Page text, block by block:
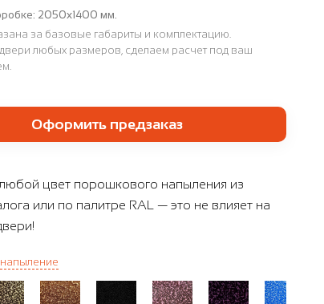
2050х1400 мм.
за базовые габариты и комплектацию.
любых размеров, сделаем расчет под ваш
Оформить предзаказ
цвет порошкового напыления из
или по палитре RAL — это не влияет на